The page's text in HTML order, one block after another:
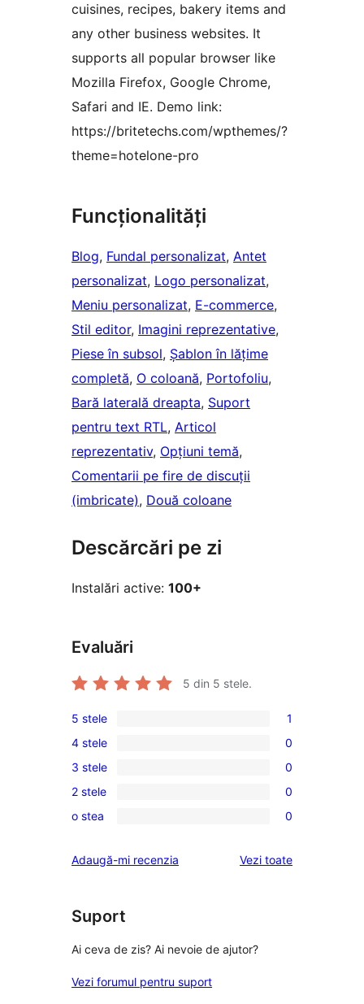
cuisines, recipes, bakery items and
any other business websites. It
supports all popular browser like
Mozilla Firefox, Google Chrome,
Safari and IE. Demo link:
https://britetechs.com/wpthemes/?
theme=hotelone-pro
Funcționalități
Blog, Fundal personalizat, Antet
personalizat, Logo personalizat
Meniu personalizat, E-commerce
Stil editor, Imagini reprezentative
Piese în subsol, Șablon în lățime
completă, O coloană, Portofoliu
Bară laterală dreapta, Suport
pentru text RTL, Articol
reprezentativ, Opțiuni temă
Comentarii pe fire de discuții
(imbricate), Două coloane
Descărcări pe zi
Instalări active: 100+
Evaluări
5 din 5 stele.
1
5
–
recenzie
(stele)
5 stele 1
0
4
–
recenzii
4 stele 0
0
3
–
(stele)
3 stele 0
0
2
recenzii
2 stele 0
0
–
(stele)
o stea 0
Adaugă-mi recenzia Vezi toaterecenziile
Suport
Ai ceva de zis? Ai nevoie de ajutor?
Vezi forumul pentru suport